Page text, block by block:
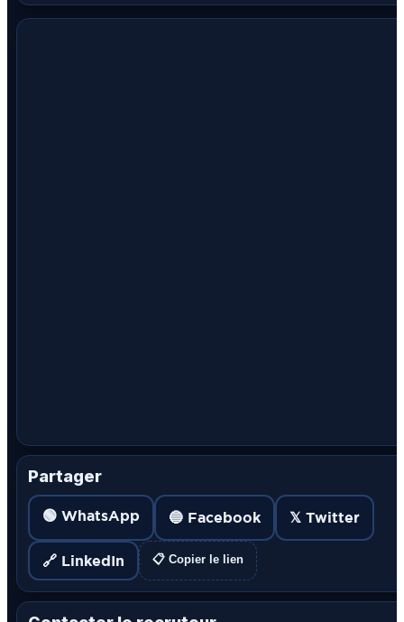
Partager
🟢 WhatsApp 🔵 Facebook 𝕏 Twitter
🔗 LinkedIn 📋 Copier le lien